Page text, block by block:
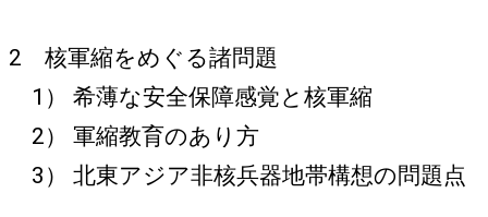
2 核軍縮をめぐる諸問題
1） 希薄な安全保障感覚と核軍縮
2） 軍縮教育のあり方
3） 北東アジア非核兵器地帯構想の問題点